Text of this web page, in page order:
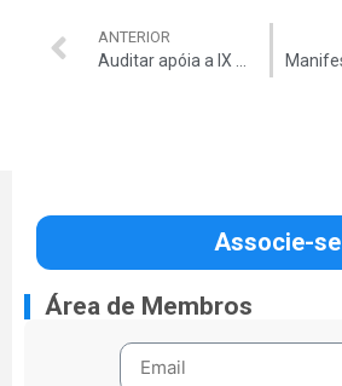
ANTERIOR
Auditar apóia a IX Marcha Contra a Corrupção e pela Vida
Associe-se
Área de Membros